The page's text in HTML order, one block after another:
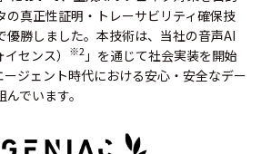
の真正性証明・トレーサビリティ確保技
優勝しました。本技術は、当社の音声AI
センス）
※2 」を通じて社会実装を開始
ージェント時代における安心・安全なデー
でいます。